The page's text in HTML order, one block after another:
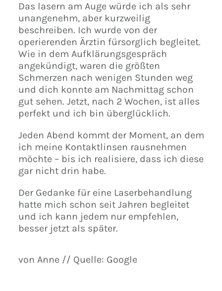
Das lasern am Auge würde ich als sehr
unangenehm, aber kurzweilig
beschreiben. Ich wurde von der
operierenden Ärztin fürsorglich begleitet.
Wie in dem Aufklärungsgespräch
angekündigt, waren die größten
Schmerzen nach wenigen Stunden weg
und dich konnte am Nachmittag schon
gut sehen. Jetzt, nach 2 Wochen, ist alles
perfekt und ich bin überglücklich.
Jeden Abend kommt der Moment, an dem
ich meine Kontaktlinsen rausnehmen
möchte – bis ich realisiere, dass ich diese
gar nicht drin habe.
Der Gedanke für eine Laserbehandlung
hatte mich schon seit Jahren begleitet
und ich kann jedem nur empfehlen,
besser jetzt als später.
von Anne // Quelle: Google